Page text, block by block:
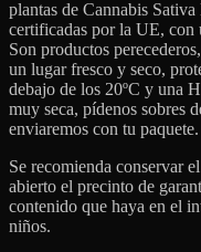
plantas de Cannabis
certificadas por la UE,
Son productos
un lugar fresco y seco,
debajo de los 20ºC y una
muy seca, pídenos sobres
enviaremos con tu paquete.
Se recomienda conservar
abierto el precinto de
contenido que haya en el
niños.